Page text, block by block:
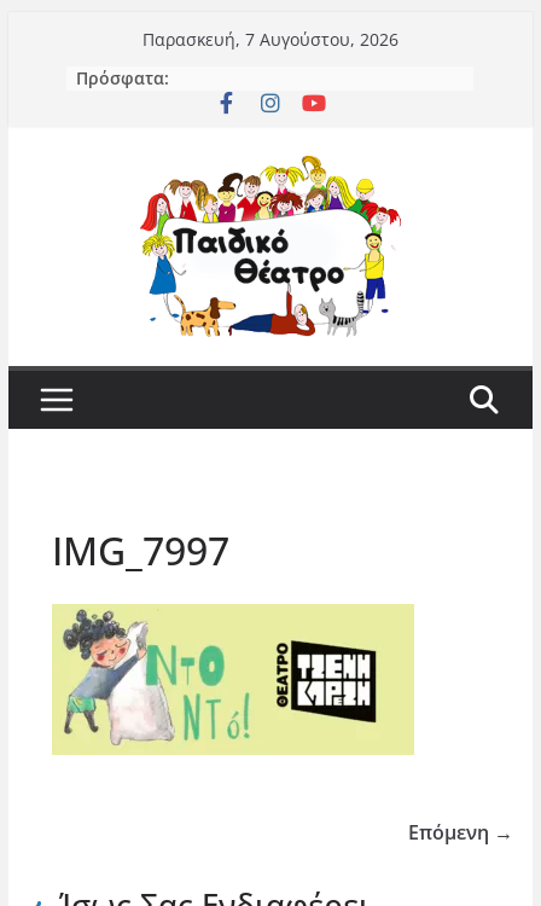
περιεχόμενο
Παρασκευή, 7 Αυγούστου, 2026
Πρόσφατα:
IMG_7997
Επόμενη →